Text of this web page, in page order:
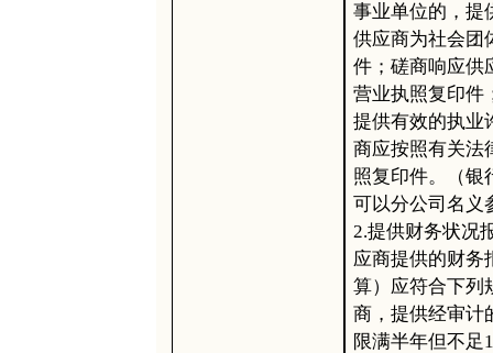
事业单位的，提
供应商为社会团
件；磋商响应供
营业执照复印件
提供有效的执业
商应按照有关法
照复印件。（银
可以分公司名义
2.提供财务状况
应商提供的财务
算）应符合下列
商，提供经审计
限满半年但不足